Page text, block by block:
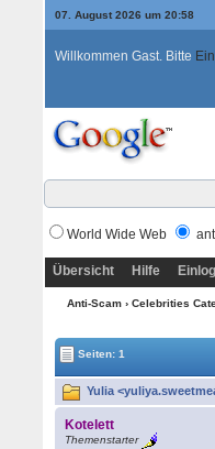
07. August 2026 um 20:58
Willkommen Gast. Bitte
World Wide Web
Übersicht Hilfe
Anti-Scam› Celebrities
Seiten: 1
Yulia
Kotelett
Themenstarter